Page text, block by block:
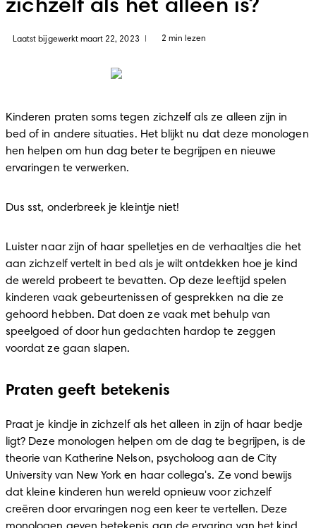
zichzelf als het alleen is?
Laatst bijgewerkt maart 22, 2023 2 min lezen
Kinderen praten soms tegen zichzelf als ze alleen zijn in
bed of in andere situaties. Het blijkt nu dat deze monologen
hen helpen om hun dag beter te begrijpen en nieuwe
ervaringen te verwerken.
Dus sst, onderbreek je kleintje niet!
Luister naar zijn of haar spelletjes en de verhaaltjes die het
aan zichzelf vertelt in bed als je wilt ontdekken hoe je kind
de wereld probeert te bevatten. Op deze leeftijd spelen
kinderen vaak gebeurtenissen of gesprekken na die ze
gehoord hebben. Dat doen ze vaak met behulp van
speelgoed of door hun gedachten hardop te zeggen
voordat ze gaan slapen.
Praten geeft betekenis
Praat je kindje in zichzelf als het alleen in zijn of haar bedje
ligt? Deze monologen helpen om de dag te begrijpen, is de
theorie van Katherine Nelson, psycholoog aan de City
University van New York en haar collega's. Ze vond bewijs
dat kleine kinderen hun wereld opnieuw voor zichzelf
creëren door ervaringen nog een keer te vertellen. Deze